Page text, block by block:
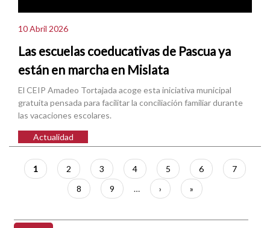
10 Abril 2026
Las escuelas coeducativas de Pascua ya
están en marcha en Mislata
El CEIP Amadeo Tortajada acoge esta iniciativa municipal
gratuita pensada para facilitar la conciliación familiar durante
las vacaciones escolares.
Actualidad
Paginación
Página
actual
1 Página
2 Página
3 Página
4 Página
5 Página
6 Página
7
Página
8 Página
9 …
Siguiente
página
›
Última
página
»